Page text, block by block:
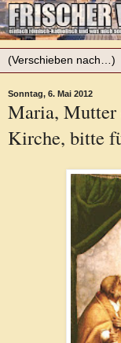
Sonntag, 6. Mai 2012
Maria, Mutter
Kirche, bitte